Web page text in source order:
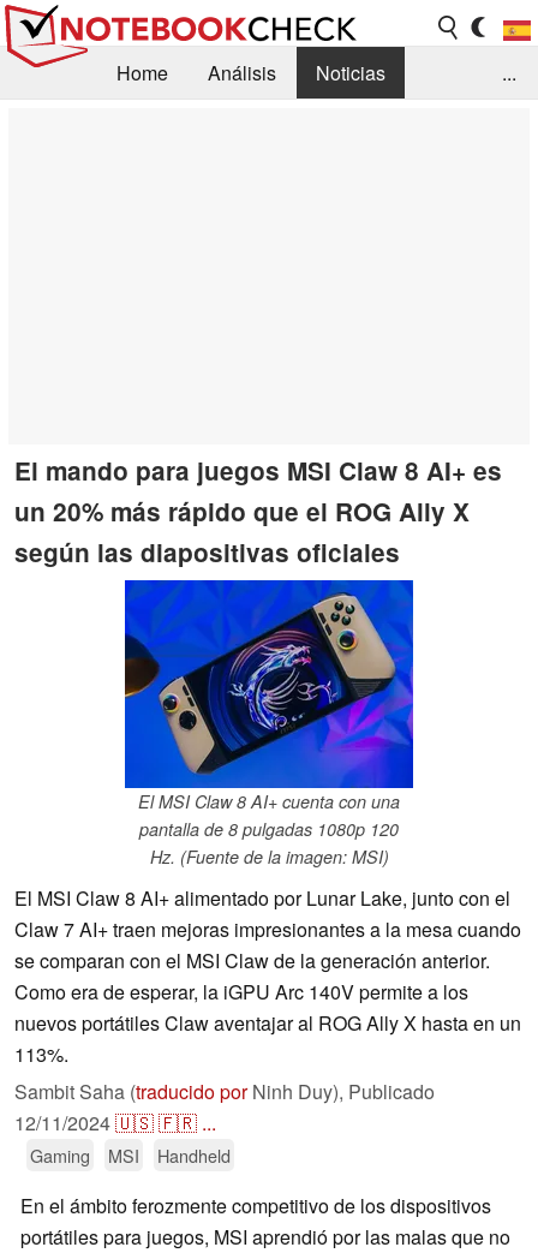
Home Análisis
Noticias
...
El mando para juegos MSI Claw 8 AI+ es
un 20% más rápido que el ROG Ally X
según las diapositivas oficiales
El MSI Claw 8 AI+ cuenta con una
pantalla de 8 pulgadas 1080p 120
Hz. (Fuente de la imagen: MSI)
El MSI Claw 8 AI+ alimentado por Lunar Lake, junto con el
Claw 7 AI+ traen mejoras impresionantes a la mesa cuando
se comparan con el MSI Claw de la generación anterior.
Como era de esperar, la iGPU Arc 140V permite a los
nuevos portátiles Claw aventajar al ROG Ally X hasta en un
113%.
Sambit Saha (traducido porNinh Duy), Publicado
12/11/2024🇺🇸🇫🇷 ...
Gaming MSI Handheld
En el ámbito ferozmente competitivo de los dispositivos
portátiles para juegos, MSI aprendió por las malas que no